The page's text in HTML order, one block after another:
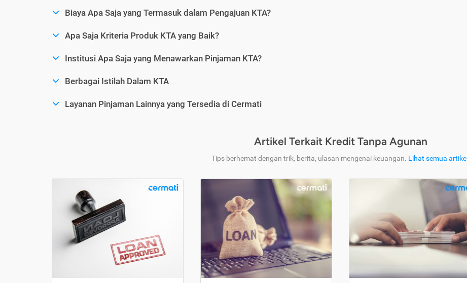
Biaya Apa Saja yang Termasuk dalam Pengajuan KTA?
Apa Saja Kriteria Produk KTA yang Baik?
Institusi Apa Saja yang Menawarkan Pinjaman KTA?
Berbagai Istilah Dalam KTA
Layanan Pinjaman Lainnya yang Tersedia di Cermati
Artikel Terkait Kredit Tanpa Agunan
Tips berhemat dengan trik, berita, ulasan mengenai keuangan. Lihat semua artikel